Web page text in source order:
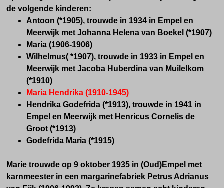
de volgende kinderen:
Antoon (*1905), trouwde in 1934 in Empel en
Meerwijk met Johanna Helena van Boekel (*1907)
Maria (1906-1906)
Wilhelmus( *1907), trouwde in 1933 in Empel en
Meerwijk met Jacoba Huberdina van Muilelkom
(*1910)
Maria Hendrika (1910-1945)
Hendrika Godefrida (*1913), trouwde in 1941 in
Empel en Meerwijk met Henricus Cornelis de
Groot (*1913)
Godefrida Maria (*1915)
Marie trouwde op 9 oktober 1935 in (Oud)Empel met
karnmeester in een margarinefabriek Petrus Adrianus